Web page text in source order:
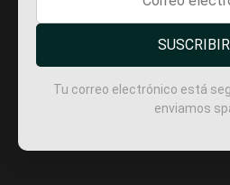
Tu correo electrónico está
enviamos